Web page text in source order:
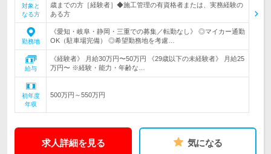
対象と
なる方
歳までの方［経験者］◆施工管理の有資格者または、実務経験の
ある方
勤務地
《愛知・岐阜・静岡・三重での募集／転勤なし》 ◎マイカー通勤
OK（駐車場完備） ◎希望勤務地を考慮…
給与
《経験者》 月給30万円〜50万円 《29歳以下の未経験者》 月給25
万円〜 ※経験・能力・年齢な…
初年度
年収
500万円～550万円
求人詳細を見る 気になる